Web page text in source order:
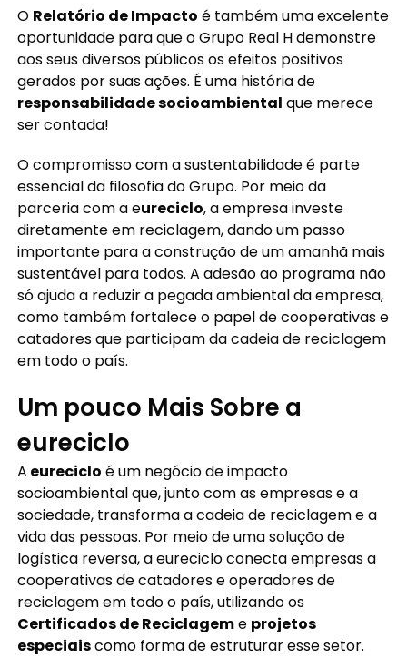
O Relatório de Impacto é também uma excelente
oportunidade para que o Grupo Real H demonstre
aos seus diversos públicos os efeitos positivos
gerados por suas ações. É uma história de
responsabilidade socioambiental que merece
ser contada!
O compromisso com a sustentabilidade é parte
essencial da filosofia do Grupo. Por meio da
parceria com a eureciclo, a empresa investe
diretamente em reciclagem, dando um passo
importante para a construção de um amanhã mais
sustentável para todos. A adesão ao programa não
só ajuda a reduzir a pegada ambiental da empresa,
como também fortalece o papel de cooperativas e
catadores que participam da cadeia de reciclagem
em todo o país.
Um pouco Mais Sobre a
eureciclo
A eureciclo é um negócio de impacto
socioambiental que, junto com as empresas e a
sociedade, transforma a cadeia de reciclagem e a
vida das pessoas. Por meio de uma solução de
logística reversa, a eureciclo conecta empresas a
cooperativas de catadores e operadores de
reciclagem em todo o país, utilizando os
Certificados de Reciclageme projetos
especiaiscomo forma de estruturar esse setor.